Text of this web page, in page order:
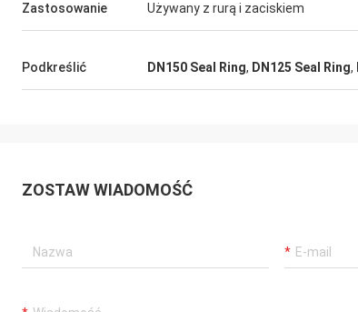
Zastosowanie Używany z rurą i zaciskiem
Podkreślić DN150 Seal Ring, DN125 Seal Ring,
ZOSTAW WIADOMOŚĆ